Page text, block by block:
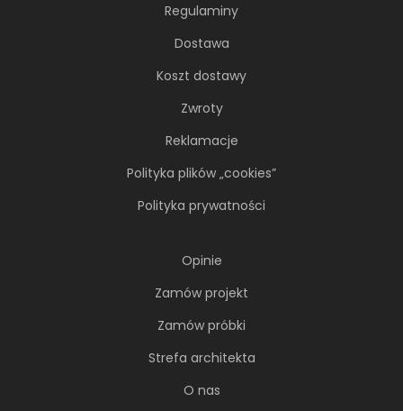
Regulaminy
Dostawa
Koszt dostawy
Zwroty
Reklamacje
Polityka plików „cookies”
Polityka prywatności
Opinie
Zamów projekt
Zamów próbki
Strefa architekta
O nas